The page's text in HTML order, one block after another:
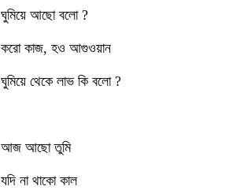
ঘুমিয়ে আছো বলো ?
করো কাজ, হও আগুওয়ান
ঘুমিয়ে থেকে লাভ কি বলো ?
আজ আছো তুমি
যদি না থাকো কাল